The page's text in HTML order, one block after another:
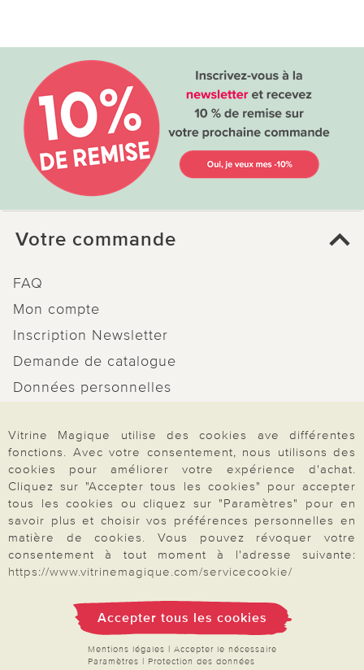
Votre commande
FAQ
Mon compte
Inscription Newsletter
Demande de catalogue
Données personnelles
Rétractation
Paiement & Livraison
Besoin d'aide?
Vitrine Magique utilise des cookies ave différentes
fonctions. Avec votre consentement, nous utilisons des
cookies pour améliorer votre expérience d'achat.
Cliquez sur "Accepter tous les cookies" pour accepter
tous les cookies ou cliquez sur "Paramètres" pour en
savoir plus et choisir vos préférences personnelles en
matière de cookies. Vous pouvez révoquer votre
consentement à tout moment à l'adresse suivante:
https://www.vitrinemagique.com/servicecookie/
Accepter tous les cookies
Mentions légales | Accepter le nécessaire
Paramètres | Protection des données